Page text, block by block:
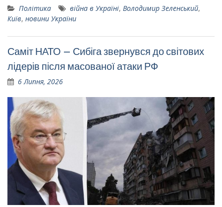
Політика війна в Україні, Володимир Зеленський,
Київ, новини України
Саміт НАТО – Сибіга звернувся до світових
лідерів після масованої атаки РФ
6 Липня, 2026